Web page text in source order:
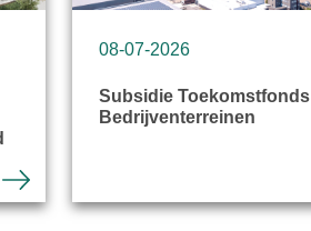
Subsidie Toekomstfonds
Bedrijventerreinen
08-07-2026